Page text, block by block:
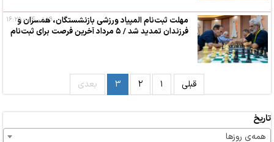
مهلت ثبت‌نام المپیاد ورزشی بازنشستگان، همسران و
فرزندان تمدید شد / ۵ مرداد آخرین فرصت برای ثبت‌نام
۲۹ تیر ۰۴ - ۱۶:۲۵
قبلی ۱ ۲ ۳ بعدی
تاریخ
همه‌ی روزها